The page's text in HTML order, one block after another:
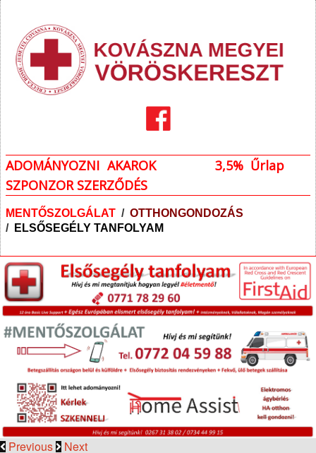
ADOMÁNYOZNI AKAROK
3,5% Űrlap
SZPONZOR SZERZŐDÉS
MENTŐSZOLGÁLAT / OTTHONGONDOZÁS
/ ELSŐSEGÉLY TANFOLYAM
Previous Next